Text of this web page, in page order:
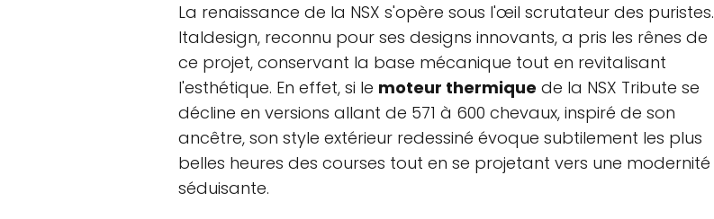
La renaissance de la NSX s'opère sous l'œil scrutateur des puristes.
Italdesign, reconnu pour ses designs innovants, a pris les rênes de
ce projet, conservant la base mécanique tout en revitalisant
l'esthétique. En effet, si le moteur thermique de la NSX Tribute se
décline en versions allant de 571 à 600 chevaux, inspiré de son
ancêtre, son style extérieur redessiné évoque subtilement les plus
belles heures des courses tout en se projetant vers une modernité
séduisante.